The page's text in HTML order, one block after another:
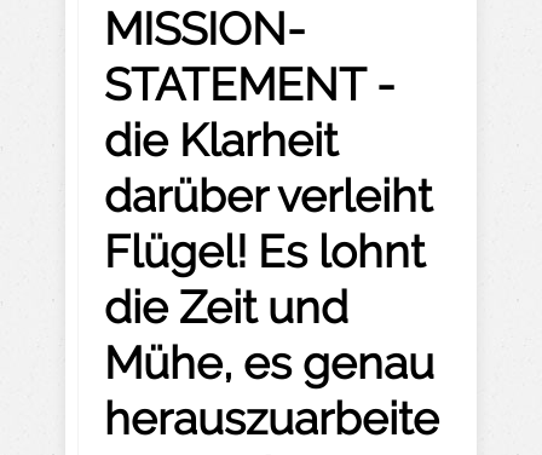
MISSION-
STATEMENT -
die Klarheit
darüber verleiht
Flügel! Es lohnt
die Zeit und
Mühe, es genau
herauszuarbeite